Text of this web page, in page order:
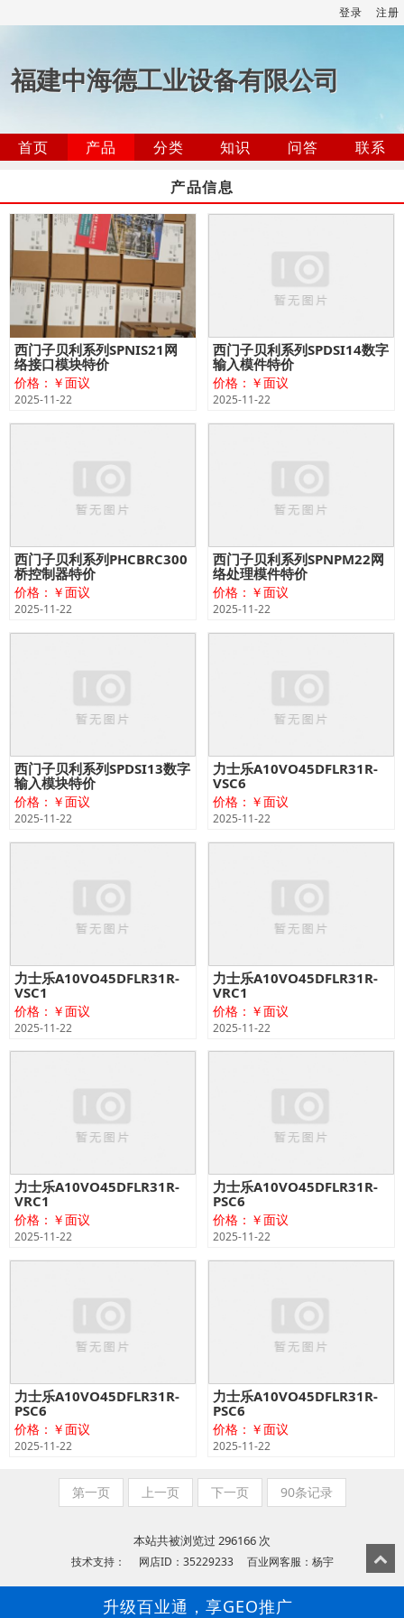
登录 注册
福建中海德工业设备有限公司
首页 产品 分类 知识 问答
联系
产品信息
西门子贝利系列SPNIS21网
络接口模块特价
价格：￥面议
2025-11-22
西门子贝利系列SPDSI14数字
输入模件特价
价格：￥面议
2025-11-22
西门子贝利系列PHCBRC300
桥控制器特价
价格：￥面议
2025-11-22
西门子贝利系列SPNPM22网
络处理模件特价
价格：￥面议
2025-11-22
西门子贝利系列SPDSI13数字
输入模块特价
价格：￥面议
2025-11-22
力士乐A10VO45DFLR31R-
VSC6
价格：￥面议
2025-11-22
力士乐A10VO45DFLR31R-
VSC1
价格：￥面议
2025-11-22
力士乐A10VO45DFLR31R-
VRC1
价格：￥面议
2025-11-22
力士乐A10VO45DFLR31R-
VRC1
价格：￥面议
2025-11-22
力士乐A10VO45DFLR31R-
PSC6
价格：￥面议
2025-11-22
力士乐A10VO45DFLR31R-
PSC6
价格：￥面议
2025-11-22
力士乐A10VO45DFLR31R-
PSC6
价格：￥面议
2025-11-22
第一页 上一页 下一页 90条记录
本站共被浏览过 296166 次
技术支持： 网店ID：35229233 百业网客服：杨宇
升级百业通，享GEO推广